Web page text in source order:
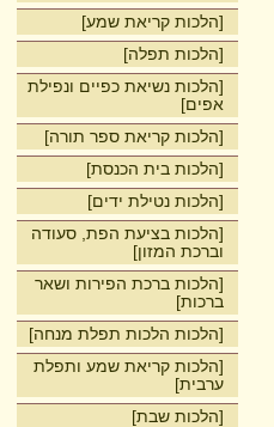
[הלכות קריאת שמע]
[הלכות תפלה]
[הלכות נשיאת כפיים ונפילת
אפים]
[הלכות קריאת ספר תורה]
[הלכות בית הכנסת]
[הלכות נטילת ידים]
[הלכות בציעת הפת, סעודה
וברכת המזון]
[הלכות ברכת הפירות ושאר
ברכות]
[הלכות הלכות תפלת מנחה]
[הלכות קריאת שמע ותפלת
ערבית]
[הלכות שבת]